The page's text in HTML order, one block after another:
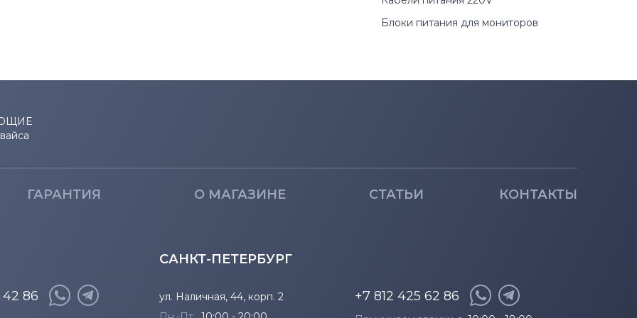
Блоки питания для мониторов
ГАРАНТИЯ О МАГАЗИНЕ СТАТЬИ КОНТАКТЫ
42 86
САНКТ-ПЕТЕРБУРГ
ул. Наличная, 44, корп. 2
+7 812 425 62 86